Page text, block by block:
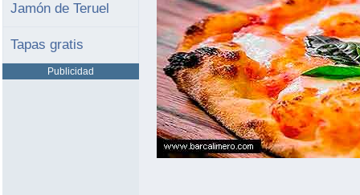
Jamón de Teruel
Tapas gratis
Publicidad